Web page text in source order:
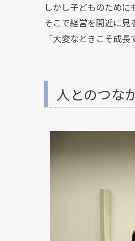
しかし子どものため
そこで経営を間近に見
「大変なときこそ成
人とのつな